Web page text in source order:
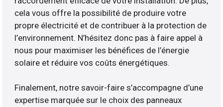
cela vous offre la possibilité de produire votre
propre électricité et de contribuer à la protection de
l’environnement. N’hésitez donc pas à faire appel à
nous pour maximiser les bénéfices de l’énergie
solaire et réduire vos coûts énergétiques.
Finalement, notre savoir-faire s’accompagne d’une
expertise marquée sur le choix des panneaux